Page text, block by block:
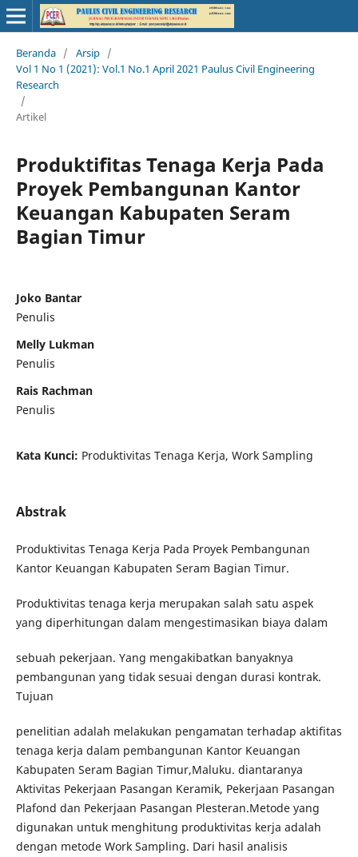
Beranda / Arsip /
Vol 1 No 1 (2021): Vol.1 No.1 April 2021 Paulus Civil Engineering
Research
/
Artikel
Produktifitas Tenaga Kerja Pada
Proyek Pembangunan Kantor
Keuangan Kabupaten Seram
Bagian Timur
Joko Bantar
Penulis
Melly Lukman
Penulis
Rais Rachman
Penulis
Kata Kunci: Produktivitas Tenaga Kerja, Work Sampling
Abstrak
Produktivitas Tenaga Kerja Pada Proyek Pembangunan
Kantor Keuangan Kabupaten Seram Bagian Timur.
Produktivitas tenaga kerja merupakan salah satu aspek
yang diperhitungan dalam mengestimasikan biaya dalam
sebuah pekerjaan. Yang mengakibatkan banyaknya
pembangunan yang tidak sesuai dengan durasi kontrak.
Tujuan
penelitian adalah melakukan pengamatan terhadap aktifitas
tenaga kerja dalam pembangunan Kantor Keuangan
Kabupaten Seram Bagian Timur,Maluku. diantaranya
Aktivitas Pekerjaan Pasangan Keramik, Pekerjaan Pasangan
Plafond dan Pekerjaan Pasangan Plesteran.Metode yang
digunakan untuk menghitung produktivitas kerja adalah
dengan metode Work Sampling. Dari hasil analisis